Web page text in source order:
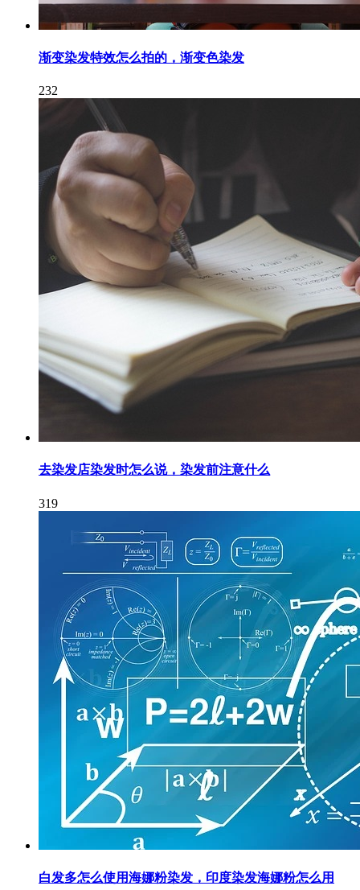
渐变染发特效怎么拍的，渐变色染发
232
去染发店染发时怎么说，染发前注意什么
319
白发多怎么使用海娜粉染发，印度染发海娜粉怎么用